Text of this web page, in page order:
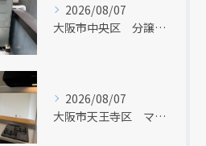
2026/08/07
大阪市中央区 分譲マンションの給湯器取替リフォーム工事 UV除菌機能搭載給湯器
2026/08/07
大阪市天王寺区 マンションのキッチン取替及び内装リフォーム工事 クリナップ